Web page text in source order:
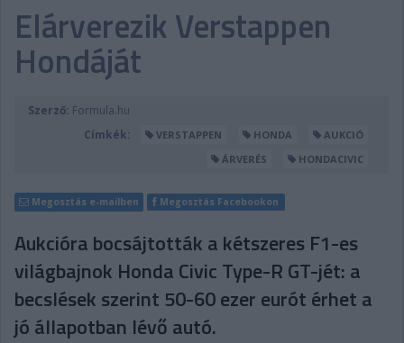
PODCAST
SHOP
LIVE
TIPPJÁTÉK
DIGITÁLIS MAGAZIN
Elárverezik Verstappen
Hondáját
Szerző: Formula.hu
Címkék:
VERSTAPPEN HONDA
AUKCIÓ
ÁRVERÉS
HONDACIVIC
Megosztás e-mailben Megosztás Facebookon
Aukcióra bocsájtották a kétszeres F1-es
világbajnok Honda Civic Type-R GT-jét: a
becslések szerint 50-60 ezer eurót érhet a
jó állapotban lévő autó.